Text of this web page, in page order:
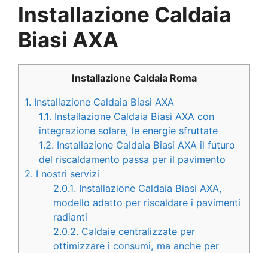
Installazione Caldaia
Biasi AXA
Installazione Caldaia Roma
1. Installazione Caldaia Biasi AXA
1.1. Installazione Caldaia Biasi AXA con
integrazione solare, le energie sfruttate
1.2. Installazione Caldaia Biasi AXA il futuro
del riscaldamento passa per il pavimento
2. I nostri servizi
2.0.1. Installazione Caldaia Biasi AXA,
modello adatto per riscaldare i pavimenti
radianti
2.0.2. Caldaie centralizzate per
ottimizzare i consumi, ma anche per